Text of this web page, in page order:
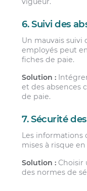
6. Suivi des
Un mauvais suivi
employés peut
fiches de paie.
Solution :
et des absences
de paie.
7. Sécurité
Les
mises à risque
Solution : Choisir
des normes de